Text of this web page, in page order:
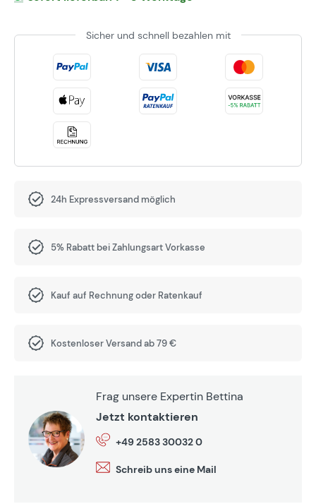
Sicher und schnell bezahlen mit
24h Expressversand möglich
5% Rabatt bei Zahlungsart Vorkasse
Kauf auf Rechnung oder Ratenkauf
Kostenloser Versand ab 79 €
Frag unsere Expertin Bettina
Jetzt kontaktieren
+49 2583 30032 0
Schreib uns eine Mail